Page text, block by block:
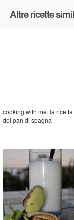
Altre ricette
cooking with me. la ricetta
del pan di spagna